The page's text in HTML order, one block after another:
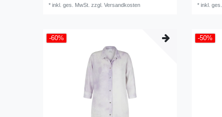
*inkl. ges. MwSt. zzgl.Versandkosten
*inkl.
-60% -50%